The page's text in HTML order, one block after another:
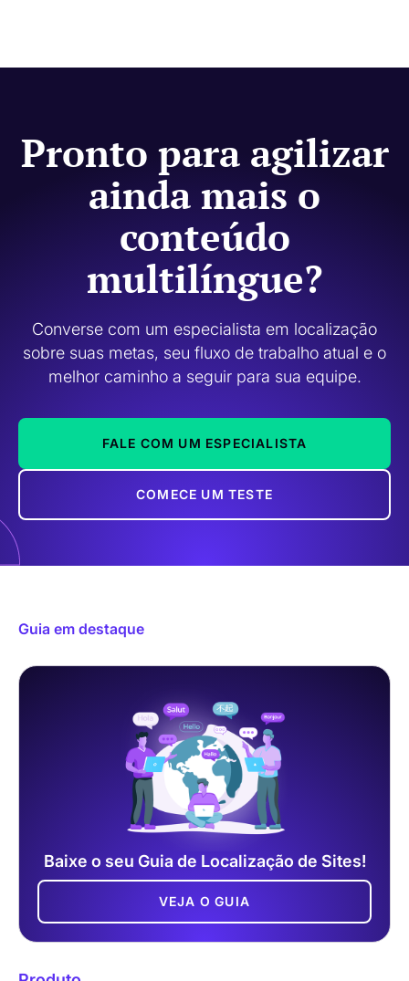
o tom e a relevância cultural são mais importantes.
Pronto para agilizar
ainda mais o
conteúdo
multilíngue?
Converse com um especialista em localização
sobre suas metas, seu fluxo de trabalho atual e o
melhor caminho a seguir para sua equipe.
FALE COM UM ESPECIALISTA
COMECE UM TESTE
Guia em destaque
Baixe o seu Guia de Localização de Sites!
VEJA O GUIA